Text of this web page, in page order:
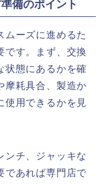
備のポイント
ーズに進めるた
です。まず、交換
状態にあるかを確
摩耗具合、製造か
使用できるかを見
チ、ジャッキな
であれば専門店で